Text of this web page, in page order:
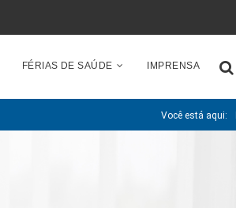
FÉRIAS DE SAÚDE IMPRENSA
Você está aqui: